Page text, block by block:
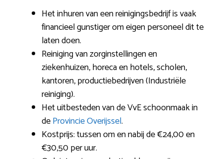
Het inhuren van een reinigingsbedrijf is vaak
financieel gunstiger om eigen personeel dit te
laten doen.
Reiniging van zorginstellingen en
ziekenhuizen, horeca en hotels, scholen,
kantoren, productiebedrijven (Industriële
reiniging).
Het uitbesteden van de VvE schoonmaak in
deProvincie Overijssel.
Kostprijs: tussen om en nabij de €24,00 en
€30,50 per uur.